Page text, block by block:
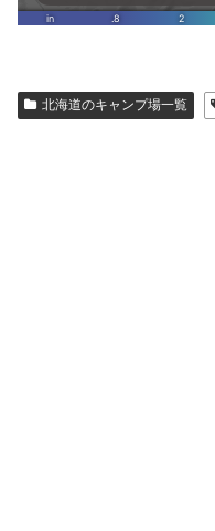
北海道のキャンプ場一覧